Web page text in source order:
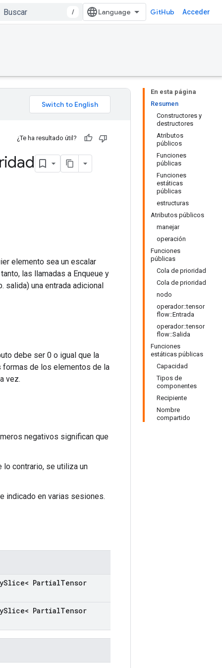
/ GitHub Acceder
En esta página
Resumen
Constructores y
destructores
Atributos
públicos
Funciones
públicas
Funciones
estáticas
públicas
estructuras
Atributos públicos
manejar
operación
Funciones
públicas
Cola de prioridad
Cola de prioridad
nodo
operador::tensor
flow::Entrada
operador::tensor
flow::Salida
Funciones
estáticas públicas
Capacidad
Tipos de
componentes
Recipiente
Nombre
compartido
¿Te ha resultado útil?
elemento sea un escalar
las llamadas a Enqueue y
salida) una entrada adicional
debe ser 0 o igual que la
de los elementos de la
vez.
negativos significan que
lo contrario, se utiliza un
indicado en varias sesiones.
Slice< PartialTensor
Slice< PartialTensor